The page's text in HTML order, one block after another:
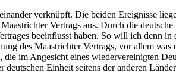
verknüpft. Die beiden Ereignisse
Vertrags aus. Durch die
beeinflusst haben. So will ich denn
des Maastrichter Vertrags, vor allem
im Angesicht eines wiedervereinigten
Einheit seitens der anderen